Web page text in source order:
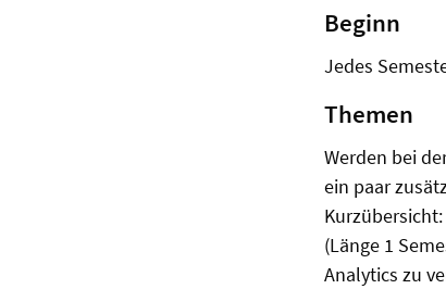
Beginn
Jedes
Themen
Werden bei
ein paar
(Länge 1
Analytics zu